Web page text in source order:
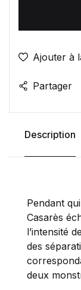
Ajouter à
Partager
Description
Pendant
Casarès
l’intensité
des
deux